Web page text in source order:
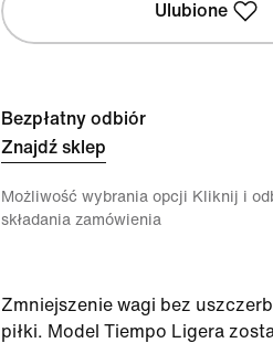
Ulubione
Bezpłatny odbiór
Znajdź sklep
Możliwość wybrania opcji Kliknij i
składania zamówienia
Zmniejszenie wagi bez
piłki. Model Tiempo Ligera